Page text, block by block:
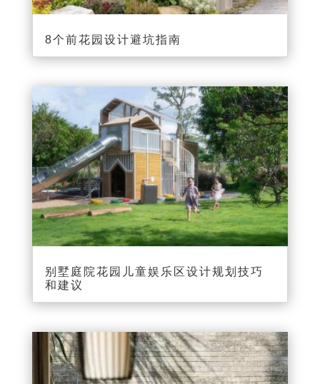
8个前花园设计避坑指南
别墅庭院花园儿童娱乐区设计规划技巧
和建议